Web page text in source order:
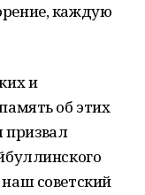
каждую
и
об этих
советский